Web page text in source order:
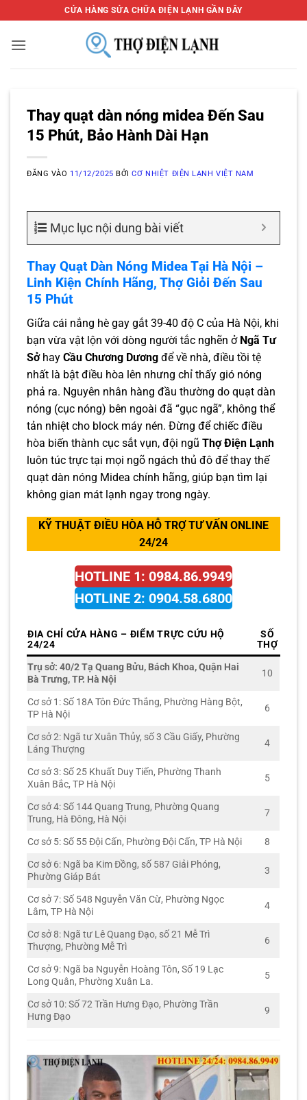
qua
nội
CỬA HÀNG SỬA CHỮA ĐIỆN LẠNH GẦN ĐÂY
Thay quạt dàn nóng midea Đến Sau
15 Phút, Bảo Hành Dài Hạn
ĐĂNG VÀO 11/12/2025 BỞICƠ NHIỆT ĐIỆN LẠNH VIỆT NAM
Mục lục nội dung bài viết
Thay Quạt Dàn Nóng Midea Tại Hà Nội –
Linh Kiện Chính Hãng, Thợ Giỏi Đến Sau
15 Phút
Giữa cái nắng hè gay gắt 39-40 độ C của Hà Nội, khi
bạn vừa vật lộn với dòng người tắc nghẽn ở Ngã Tư
Sởhay Cầu Chương Dương để về nhà, điều tồi tệ
nhất là bật điều hòa lên nhưng chỉ thấy gió nóng
phả ra. Nguyên nhân hàng đầu thường do quạt dàn
nóng (cục nóng) bên ngoài đã “gục ngã”, không thể
tản nhiệt cho block máy nén. Đừng để chiếc điều
hòa biến thành cục sắt vụn, đội ngũ Thợ Điện Lạnh
luôn túc trực tại mọi ngõ ngách thủ đô để thay thế
quạt dàn nóng Midea chính hãng, giúp bạn tìm lại
không gian mát lạnh ngay trong ngày.
KỸ THUẬT ĐIỀU HÒA HỖ TRỢ TƯ VẤN ONLINE
24/24
HOTLINE 1: 0984.86.9949
HOTLINE 2: 0904.58.6800
ĐIA CHỈ CỬA HÀNG – ĐIỂM TRỰC CỨU HỘ
24/24
SỐ
THỢ
Trụ sở: 40/2 Tạ Quang Bửu, Bách Khoa, Quận Hai
Bà Trưng, TP. Hà Nội
10
Cơ sở 1: Số 18A Tôn Đức Thắng, Phường Hàng Bột,
TP Hà Nội
6
Cơ sở 2: Ngã tư Xuân Thủy, số 3 Cầu Giấy, Phường
Láng Thượng
4
Cơ sở 3: Số 25 Khuất Duy Tiến, Phường Thanh
Xuân Bắc, TP Hà Nội
5
Cơ sở 4: Số 144 Quang Trung, Phường Quang
Trung, Hà Đông, Hà Nội
7
Cơ sở 5: Số 55 Đội Cấn, Phường Đội Cấn, TP Hà Nội
8
Cơ sở 6: Ngã ba Kim Đồng, số 587 Giải Phóng,
Phường Giáp Bát
3
Cơ sở 7: Số 548 Nguyễn Văn Cừ, Phường Ngọc
Lâm, TP Hà Nội
4
Cơ sở 8: Ngã tư Lê Quang Đạo, số 21 Mễ Trì
Thượng, Phường Mễ Trì
6
Cơ sở 9: Ngã ba Nguyễn Hoàng Tôn, Số 19 Lạc
Long Quân, Phường Xuân La.
5
Cơ sở 10: Số 72 Trần Hưng Đạo, Phường Trần
Hưng Đạo
9